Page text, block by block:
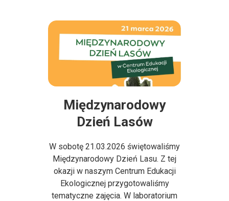
Międzynarodowy
Dzień Lasów
W sobotę 21.03.2026 świętowaliśmy
Międzynarodowy Dzień Lasu. Z tej
okazji w naszym Centrum Edukacji
Ekologicznej przygotowaliśmy
tematyczne zajęcia. W laboratorium